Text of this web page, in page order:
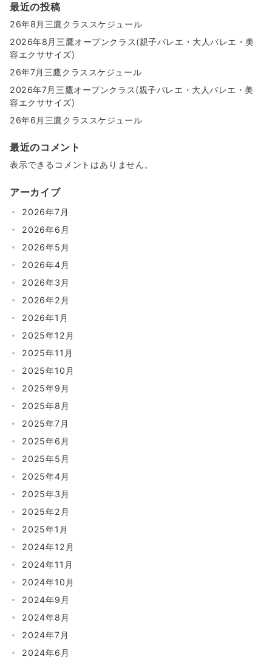
最近の投稿
26年8月三鷹クラススケジュール
2026年8月三鷹オープンクラス(親子バレエ・大人バレエ・美
容エクササイズ)
26年7月三鷹クラススケジュール
2026年7月三鷹オープンクラス(親子バレエ・大人バレエ・美
容エクササイズ)
26年6月三鷹クラススケジュール
最近のコメント
表示できるコメントはありません。
アーカイブ
2026年7月
2026年6月
2026年5月
2026年4月
2026年3月
2026年2月
2026年1月
2025年12月
2025年11月
2025年10月
2025年9月
2025年8月
2025年7月
2025年6月
2025年5月
2025年4月
2025年3月
2025年2月
2025年1月
2024年12月
2024年11月
2024年10月
2024年9月
2024年8月
2024年7月
2024年6月